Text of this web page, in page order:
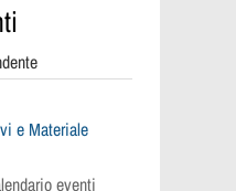
e Materiale
eventi